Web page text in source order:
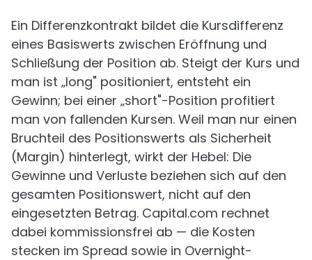
Ein Differenzkontrakt bildet die Kursdifferenz
eines Basiswerts zwischen Eröffnung und
Schließung der Position ab. Steigt der Kurs und
man ist „long" positioniert, entsteht ein
Gewinn; bei einer „short"-Position profitiert
man von fallenden Kursen. Weil man nur einen
Bruchteil des Positionswerts als Sicherheit
(Margin) hinterlegt, wirkt der Hebel: Die
Gewinne und Verluste beziehen sich auf den
gesamten Positionswert, nicht auf den
eingesetzten Betrag. Capital.com rechnet
dabei kommissionsfrei ab — die Kosten
stecken im Spread sowie in Overnight-